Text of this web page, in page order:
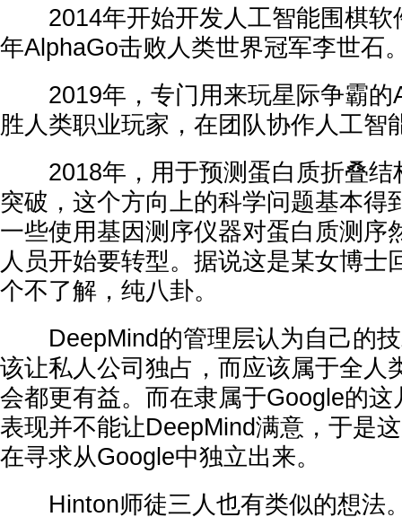
2014年开始开发人工智能围棋软
年AlphaGo击败人类世界冠军李世石
2019年，专门用来玩星际争霸的
胜人类职业玩家，在团队协作人工智
2018年，用于预测蛋白质折叠结
突破，这个方向上的科学问题基本得
一些使用基因测序仪器对蛋白质测序
人员开始要转型。据说这是某女博士
个不了解，纯八卦。
DeepMind的管理层认为自己的技
该让私人公司独占，而应该属于全人
会都更有益。而在隶属于Google的
表现并不能让DeepMind满意，于是
在寻求从Google中独立出来。
Hinton师徒三人也有类似的想法